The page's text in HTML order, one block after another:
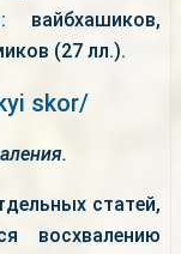
вайбхашиков,
(27 лл.).
skor/
статей,
восхвалению